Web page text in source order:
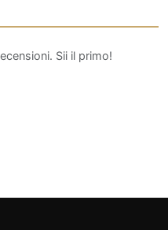
Sii il primo!